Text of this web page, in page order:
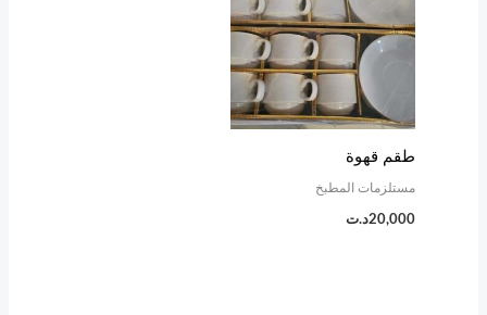
طقم قهوة
مستلزمات المطبخ
20,000د.ت